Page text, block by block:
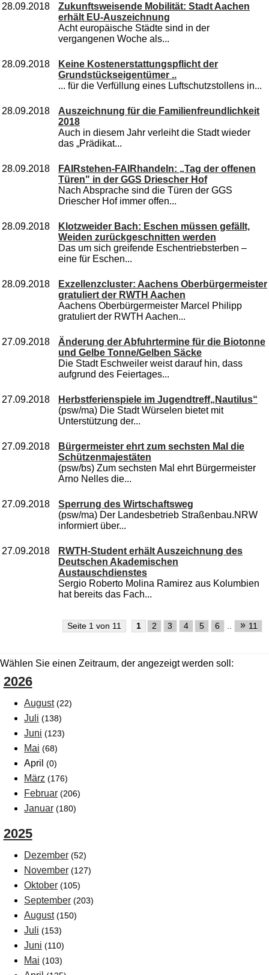
28.09.2018
Zukunftsweisende Mobilität: Stadt Aachen
erhält EU-Auszeichnung
Acht europäische Städte sind in der
vergangenen Woche als...
28.09.2018
Keine Kostenerstattungspflicht der
Grundstückseigentümer ..
... für die Verfüllung eines Luftschutzstollens in...
28.09.2018
Auszeichnung für die Familienfreundlichkeit
2018
Auch in diesem Jahr verleiht die Stadt wieder
das „Prädikat...
28.09.2018
FAIRstehen-FAIRhandeln: „Tag der offenen
Türen" in der GGS Driescher Hof
Nach Absprache sind die Türen der GGS
Driescher Hof immer offen...
28.09.2018
Klotzweider Bach: Eschen müssen gefällt,
Weiden zurückgeschnitten werden
Das um sich greifende Eschentriebsterben –
eine für Eschen...
28.09.2018
Exzellenzcluster: Aachens Oberbürgermeister
gratuliert der RWTH Aachen
Aachens Oberbürgermeister Marcel Philipp
gratuliert der RWTH Aachen...
27.09.2018
Änderung der Abfuhrtermine für die Biotonne
und Gelbe Tonne/Gelben Säcke
Die Stadt Eschweiler weist darauf hin, dass
aufgrund des Feiertages...
27.09.2018
Herbstferienspiele im Jugendtreff„Nautilus“
(psw/ma) Die Stadt Würselen bietet mit
Unterstützung der...
27.09.2018
Bürgermeister ehrt zum sechsten Mal die
Schützenmajestäten
(psw/bs) Zum sechsten Mal ehrt Bürgermeister
Arno Nelles die...
27.09.2018
Sperrung des Wirtschaftsweg
(psw/ma) Der Landesbetrieb Straßenbau.NRW
informiert über...
27.09.2018
RWTH-Student erhält Auszeichnung des
Deutschen Akademischen
Austauschdienstes
Sergio Roberto Molina Ramirez aus Kolumbien
hat bereits das Fach...
Seite 1 von 11 1 2 3 4 5 6 » 11
Wählen Sie einen Zeitraum, der angezeigt werden soll:
2026
August (22)
Juli (138)
Juni (123)
Mai (68)
April (0)
März (176)
Februar (206)
Januar (180)
2025
Dezember (52)
November (127)
Oktober (105)
September (203)
August (150)
Juli (153)
Juni (110)
Mai (103)